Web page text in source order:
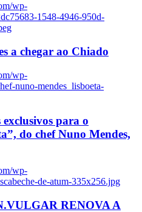
wp-
1548-4946-950d-
a chegar ao Chiado
wp-
nuno-mendes_lisboeta-
para o
do chef Nuno Mendes,
wp-
de-atum-335x256.jpg
RENOVA A